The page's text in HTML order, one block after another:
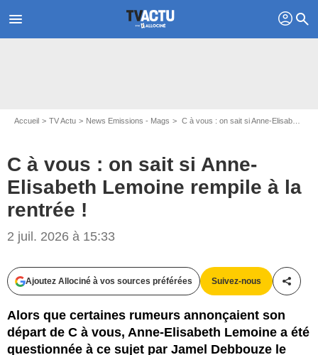
menu profil search
Accueil TV Actu News Emissions - Mags C à vous : on sait si Anne-Elisabeth Lemoine rempile à la rentrée !
C à vous : on sait si Anne-
Elisabeth Lemoine rempile à la
rentrée !
2 juil. 2026 à 15:33
Ajoutez Allociné à vos sources préférées Suivez-nous
Alors que certaines rumeurs annonçaient son
départ de C à vous, Anne-Elisabeth Lemoine a été
questionnée à ce sujet par Jamel Debbouze le